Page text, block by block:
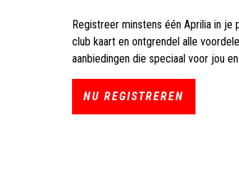
Registreer minstens één Aprilia in
club kaart en ontgrendel alle
aanbiedingen die speciaal voor jou
NU REGISTREREN